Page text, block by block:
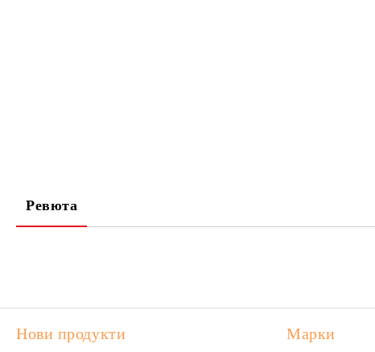
Ревюта
Нови продукти Марки